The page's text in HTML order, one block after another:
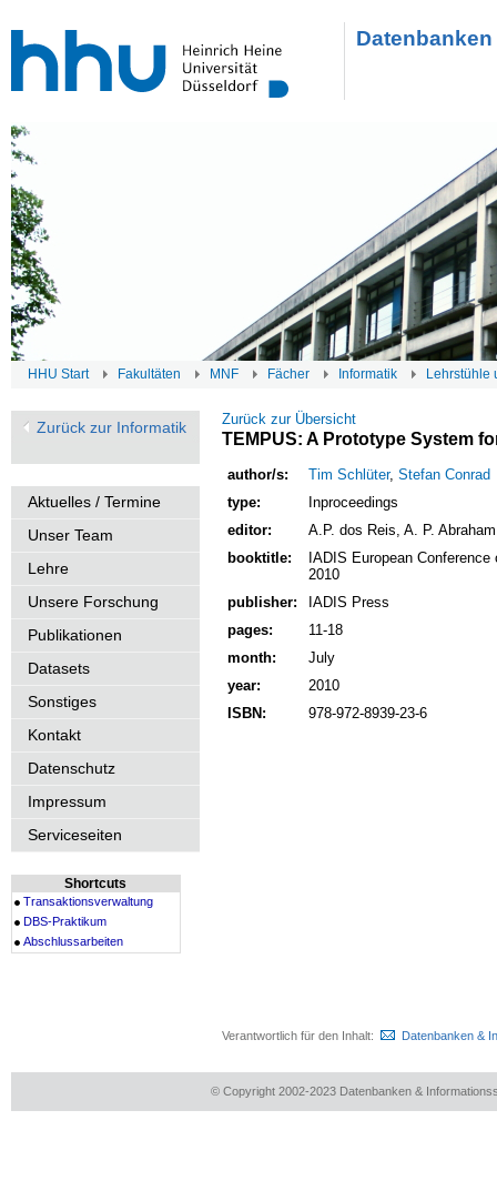
HHU Start Fakultäten MNF Fächer Informatik Lehrstühle
Zurück zur Informatik
Aktuelles / Termine
Unser Team
Lehre
Unsere Forschung
Publikationen
Datasets
Sonstiges
Kontakt
Datenschutz
Impressum
Serviceseiten
Shortcuts
Transaktionsverwaltung
DBS-Praktikum
Abschlussarbeiten
Zurück zur Übersicht
TEMPUS: A Prototype System
author/s: Tim Schlüter, Stefan Conrad
type:
Inproceedings
editor:
A.P. dos Reis, A. P. Abraham
booktitle:
IADIS European
2010
publisher:
IADIS Press
pages:
11-18
month:
July
year:
2010
ISBN:
978-972-8939-23-6
Verantwortlich für den Inhalt: Datenbanken &
© Copyright 2002-2023 Datenbanken &